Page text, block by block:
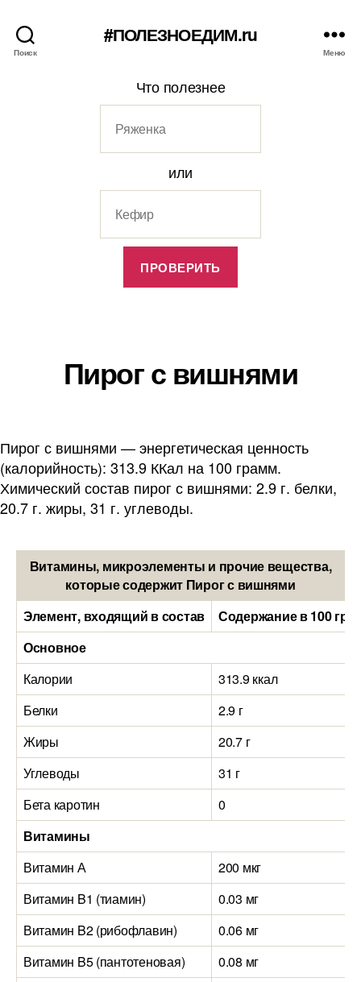
Поиск
#ПОЛЕЗНОЕДИМ.ru
Меню
Что полезнее
или
Пирог с вишнями
Пирог с вишнями — энергетическая ценность
(калорийность): 313.9 ККал на 100 грамм.
Химический состав пирог с вишнями: 2.9 г. белки,
20.7 г. жиры, 31 г. углеводы.
Витамины, микроэлементы и прочие вещества,
которые содержит Пирог с вишнями
Элемент, входящий в состав
Содержание в 100
Основное
Калории
313.9 ккал
Белки
2.9 г
Жиры
20.7 г
Углеводы
31 г
Бета каротин
0
Витамины
Витамин А
200 мкг
Витамин B1 (тиамин)
0.03 мг
Витамин B2 (рибофлавин)
0.06 мг
Витамин B5 (пантотеновая)
0.08 мг